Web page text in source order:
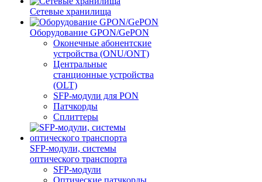
Сетевые хранилища
Оборудование GPON/GePON
Оконечные абонентские
устройства (ONU/ONT)
Центральные
станционные устройства
(OLT)
SFP-модули для PON
Патчкорды
Сплиттеры
SFP-модули, системы
оптического транспорта
SFP-модули
Оптические патчкорды